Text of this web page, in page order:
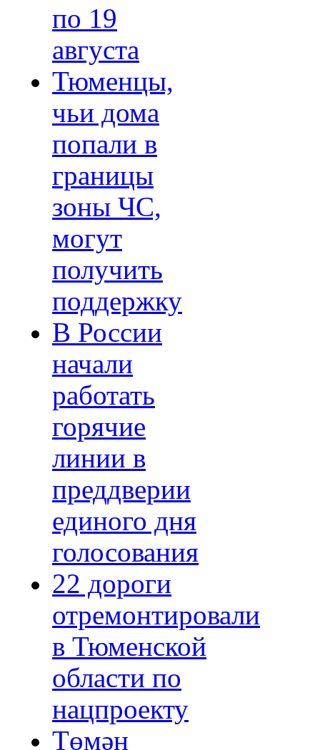
по 19
августа
Тюменцы,
чьи дома
попали в
границы
зоны ЧС,
могут
получить
поддержку
В России
начали
работать
горячие
линии в
преддверии
единого дня
голосования
22 дороги
отремонтировали
в Тюменской
области по
нацпроекту
Төмән